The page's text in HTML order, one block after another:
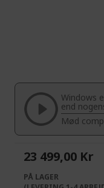
beginning
the
images
gallery
Windows
end
Mød
23 499,00 Kr
PÅ LAGER